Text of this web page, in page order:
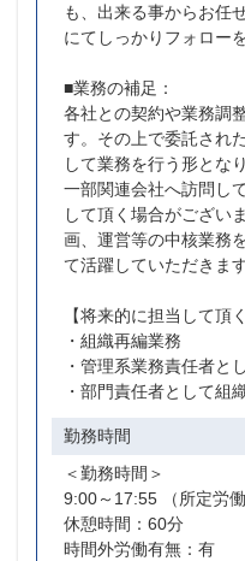
も、出来る事からお任
にてしっかりフォロー
■業務の補足：
各社との契約や業務調
す。その上で委託され
して業務を行う形とな
一部関連会社へ訪問し
して頂く場合がござい
画、運営等の中核業務
て活躍していただきます
【将来的に担当して頂
・組織再編業務
・管理系業務責任者と
・部門責任者として組
勤務時間
＜勤務時間＞
9:00～17:55 （所定労
休憩時間：60分
時間外労働有無：有